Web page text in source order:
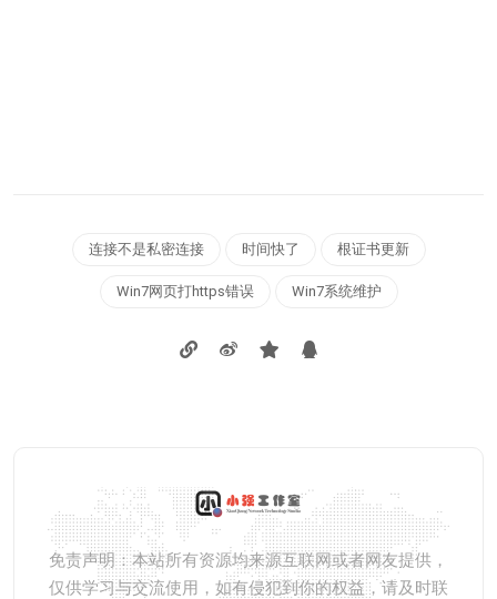
连接不是私密连接 时间快了 根证书更新
Win7网页打https错误 Win7系统维护
免责声明：本站所有资源均来源互联网或者网友提供，
仅供学习与交流使用，如有侵犯到你的权益，请及时联